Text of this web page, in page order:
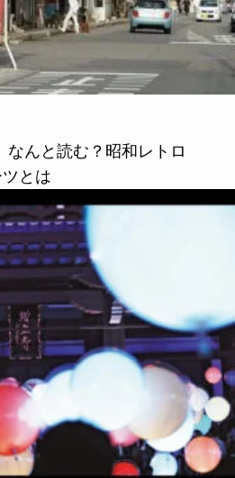
を再現したサービスエリアの
眺めながらの食事は大興奮！
んと読む？昭和レトロ
ツとは